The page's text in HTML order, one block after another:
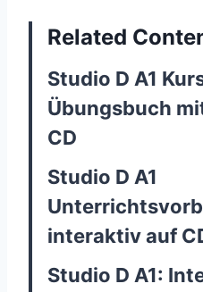
Related
Studio D A1
Übungsbuch
CD
Studio D A1
interaktiv auf
Studio D A1: